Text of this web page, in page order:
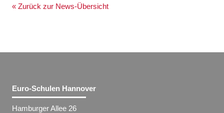
« Zurück zur News-Übersicht
Euro-Schulen Hannover
Hamburger Allee 26